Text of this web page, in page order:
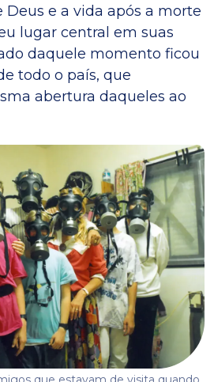
e a vida após a morte
lugar central em suas
daquele momento ficou
todo o país, que
abertura daqueles ao